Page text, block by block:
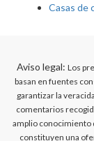
Casas de
Aviso legal: Los
basan en fuentes
garantizar la
comentarios
amplio conocimiento
constituyen una